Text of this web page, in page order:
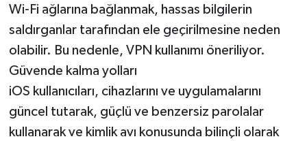
Wi-Fi ağlarına bağlanmak, hassas bilgilerin
saldırganlar tarafından ele geçirilmesine neden
olabilir. Bu nedenle, VPN kullanımı öneriliyor.
Güvende kalma yolları
iOS kullanıcıları, cihazlarını ve uygulamalarını
güncel tutarak, güçlü ve benzersiz parolalar
kullanarak ve kimlik avı konusunda bilinçli olarak